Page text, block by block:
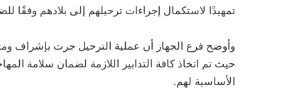
تمهيدًا لاستكمال إجراءات ترحيلهم إلى بلادهم وفقًا
وأوضح فرع الجهاز أن عملية الترحيل جرت بإشراف
حيث تم اتخاذ كافة التدابير اللازمة لضمان سلامة
الأساسية لهم.